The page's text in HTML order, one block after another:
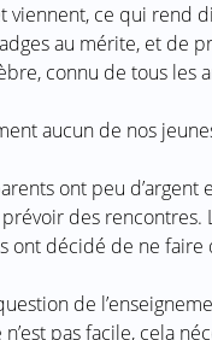
viennent, ce qui rend
au mérite, et de
connu de tous les
aucun de nos
ont peu
des rencontres.
ont décidé de ne faire
de
n’est pas facile, cela